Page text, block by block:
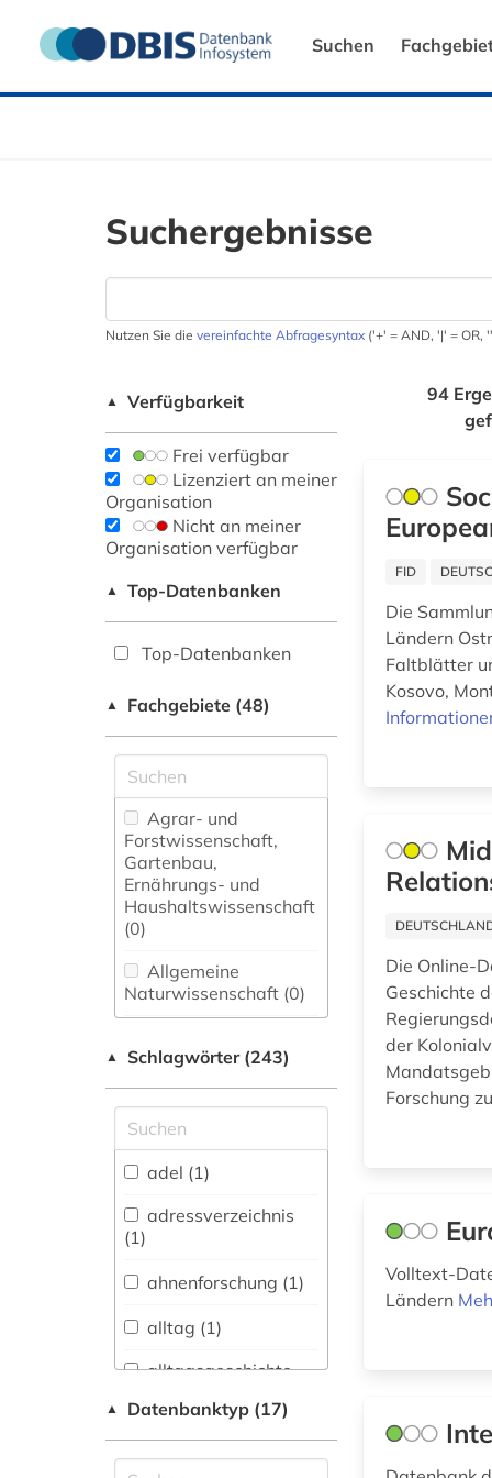
Suchen
Suchergebnisse
Nutzen Sie die vereinfachte Abfragesyntax ('+' = AND, '|' = OR,
▲ Verfügbarkeit
Frei verfügbar
Lizenziert an meiner
Organisation
Nicht an meiner
Organisation verfügbar
▲ Top-Datenbanken
Top-Datenbanken
▲ Fachgebiete (48)
Agrar- und
Forstwissenschaft,
Gartenbau,
Ernährungs- und
Haushaltswissenschaft
(0)
Allgemeine
Naturwissenschaft (0)
fachübergreifende
Allgemeine und
vergleichende Sprach-
und
Literaturwissenschaft.
Indogermanistik.
Außereuropäische
Literaturen (2)
Anglistik.
Amerikanistik (0)
▲ Schlagwörter (243)
adel (1)
adressverzeichnis
(1)
ahnenforschung (1)
alltag (1)
alltagsgeschichte
architektur (2)
▲ Datenbanktyp (17)
94
FID
Die
Ländern
Faltblätter
Kosovo,
Die Online-
Geschichte
der
Forschung
Volltext-
Ländern